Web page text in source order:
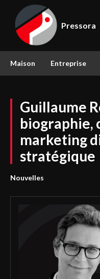
Pressora
Maison Entreprise
Guillaume
biographie,
marketing
stratégique
Nouvelles